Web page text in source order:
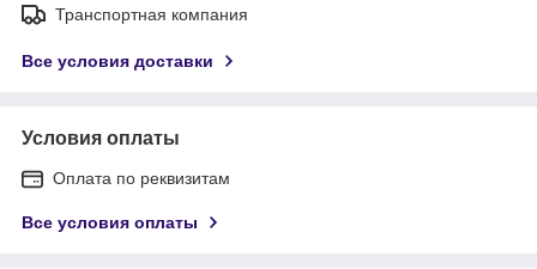
Транспортная компания
Все условия доставки
Условия оплаты
Оплата по реквизитам
Все условия оплаты